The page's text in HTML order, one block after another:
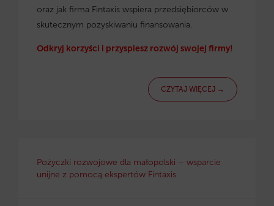
oraz jak firma Fintaxis wspiera przedsiębiorców w
skutecznym pozyskiwaniu finansowania.
Odkryj korzyści i przyspiesz rozwój swojej firmy!
CZYTAJ WIĘCEJ →
Pożyczki rozwojowe dla małopolski – wsparcie
unijne z pomocą ekspertów Fintaxis